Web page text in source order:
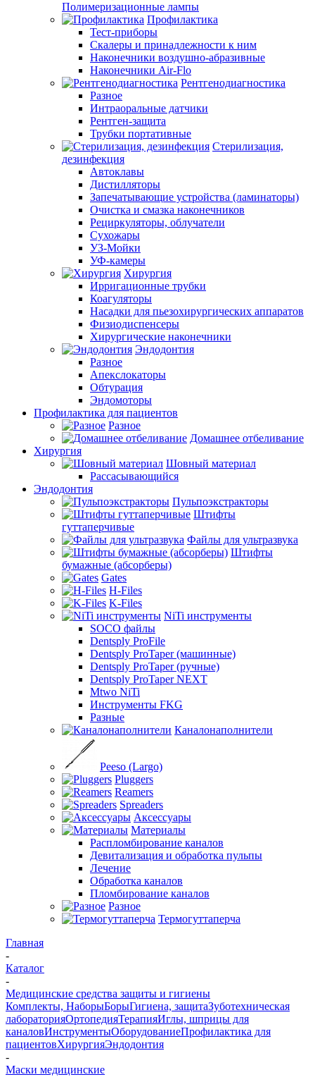
Полимеризационные лампы
Профилактика
Тест-приборы
Скалеры и принадлежности к ним
Наконечники воздушно-абразивные
Наконечники Air-Flo
Рентгенодиагностика
Разное
Интраоральные датчики
Рентген-защита
Трубки портативные
Стерилизация,
дезинфекция
Автоклавы
Дистилляторы
Запечатывающие устройства (ламинаторы)
Очистка и смазка наконечников
Рециркуляторы, облучатели
Сухожары
УЗ-Мойки
УФ-камеры
Хирургия
Ирригационные трубки
Коагуляторы
Насадки для пьезохирургических аппаратов
Физиодиспенсеры
Хирургические наконечники
Эндодонтия
Разное
Апекслокаторы
Обтурация
Эндомоторы
Профилактика для пациентов
Разное
Домашнее отбеливание
Хирургия
Шовный материал
Рассасывающийся
Эндодонтия
Пульпоэкстракторы
Штифты
гуттаперчивые
Файлы для ультразвука
Штифты
бумажные (абсорберы)
Gates
H-Files
K-Files
NiTi инструменты
SOCO файлы
Dentsply ProFile
Dentsply ProTaper (машинные)
Dentsply ProTaper (ручные)
Dentsply ProTaper NEXT
Mtwo NiTi
Инструменты FKG
Разные
Каналонаполнители
Peeso (Largo)
Pluggers
Reamers
Spreaders
Аксессуары
Материалы
Распломбирование каналов
Девитализация и обработка пульпы
Лечение
Обработка каналов
Пломбирование каналов
Разное
Термогуттаперча
Главная
-
Каталог
-
Медицинские средства защиты и гигиены
Комплекты, НаборыБорыГигиена, защитаЗуботехническая
лабораторияОртопедияТерапияИглы, шприцы для
каналовИнструментыОборудованиеПрофилактика для
пациентовХирургияЭндодонтия
-
Маски медицинские